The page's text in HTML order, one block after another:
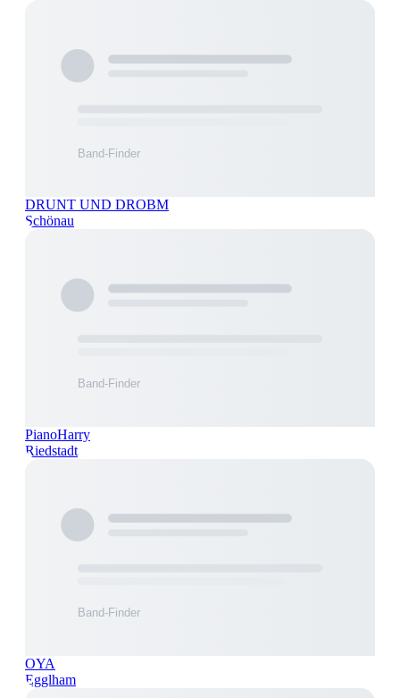
DRUNT UND DROBM
Schönau
PianoHarry
Riedstadt
OYA
Egglham